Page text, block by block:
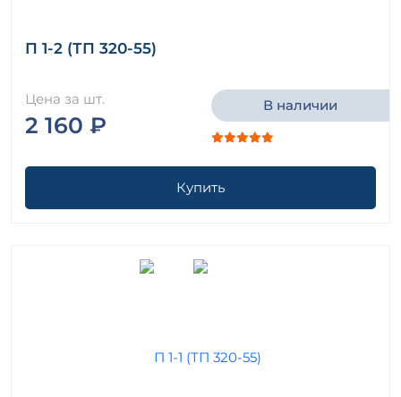
П 1-2 (ТП 320-55)
Цена за шт.
2 160 ₽
В наличии
Купить